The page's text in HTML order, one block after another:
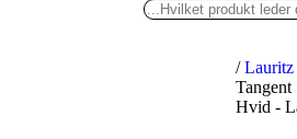
/ Lauritz
Hvid -